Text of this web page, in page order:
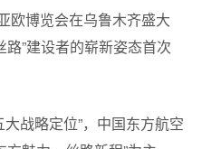
博览会在乌鲁木齐盛大
”建设者的崭新姿态首次
战略定位”，中国东方航空